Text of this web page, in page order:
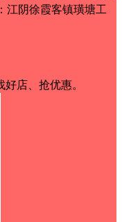
江阴徐霞客镇璜塘工
店、抢优惠。